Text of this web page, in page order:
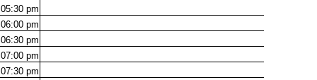
05:30 pm
06:00 pm
06:30 pm
07:00 pm
07:30 pm